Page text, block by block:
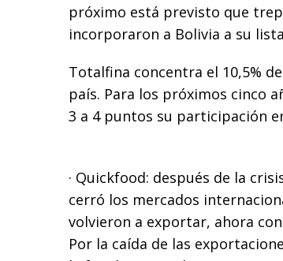
próximo está previsto que
incorporaron a Bolivia a su
Totalfina concentra el 10,5%
país. Para los próximos cinco
3 a 4 puntos su participación
· Quickfood: después de la
cerró los mercados
volvieron a exportar, ahora
Por la caída de las